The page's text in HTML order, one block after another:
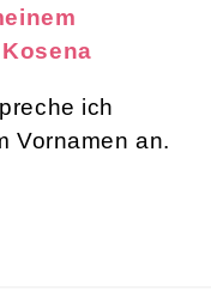
ich
Vornamen an.